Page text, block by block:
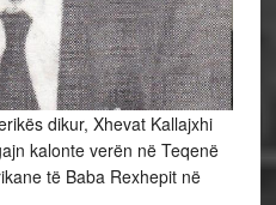
dikur, Xhevat Kallajxhi
kalonte verën në Teqenë
të Baba Rexhepit në